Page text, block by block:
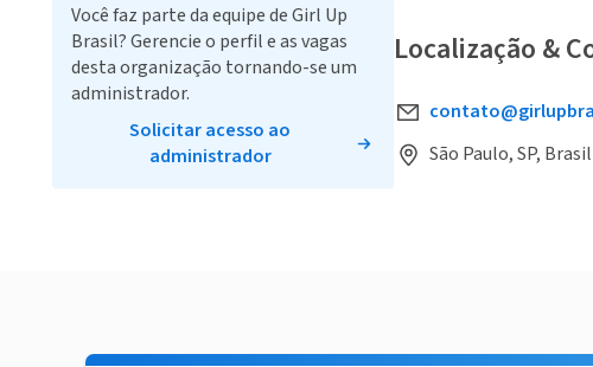
Localização &
São Paulo, SP, Brasil
Você faz parte da equipe de Girl Up
Brasil? Gerencie o perfil e as vagas
desta organização tornando-se um
administrador.
Solicitar acesso ao
administrador